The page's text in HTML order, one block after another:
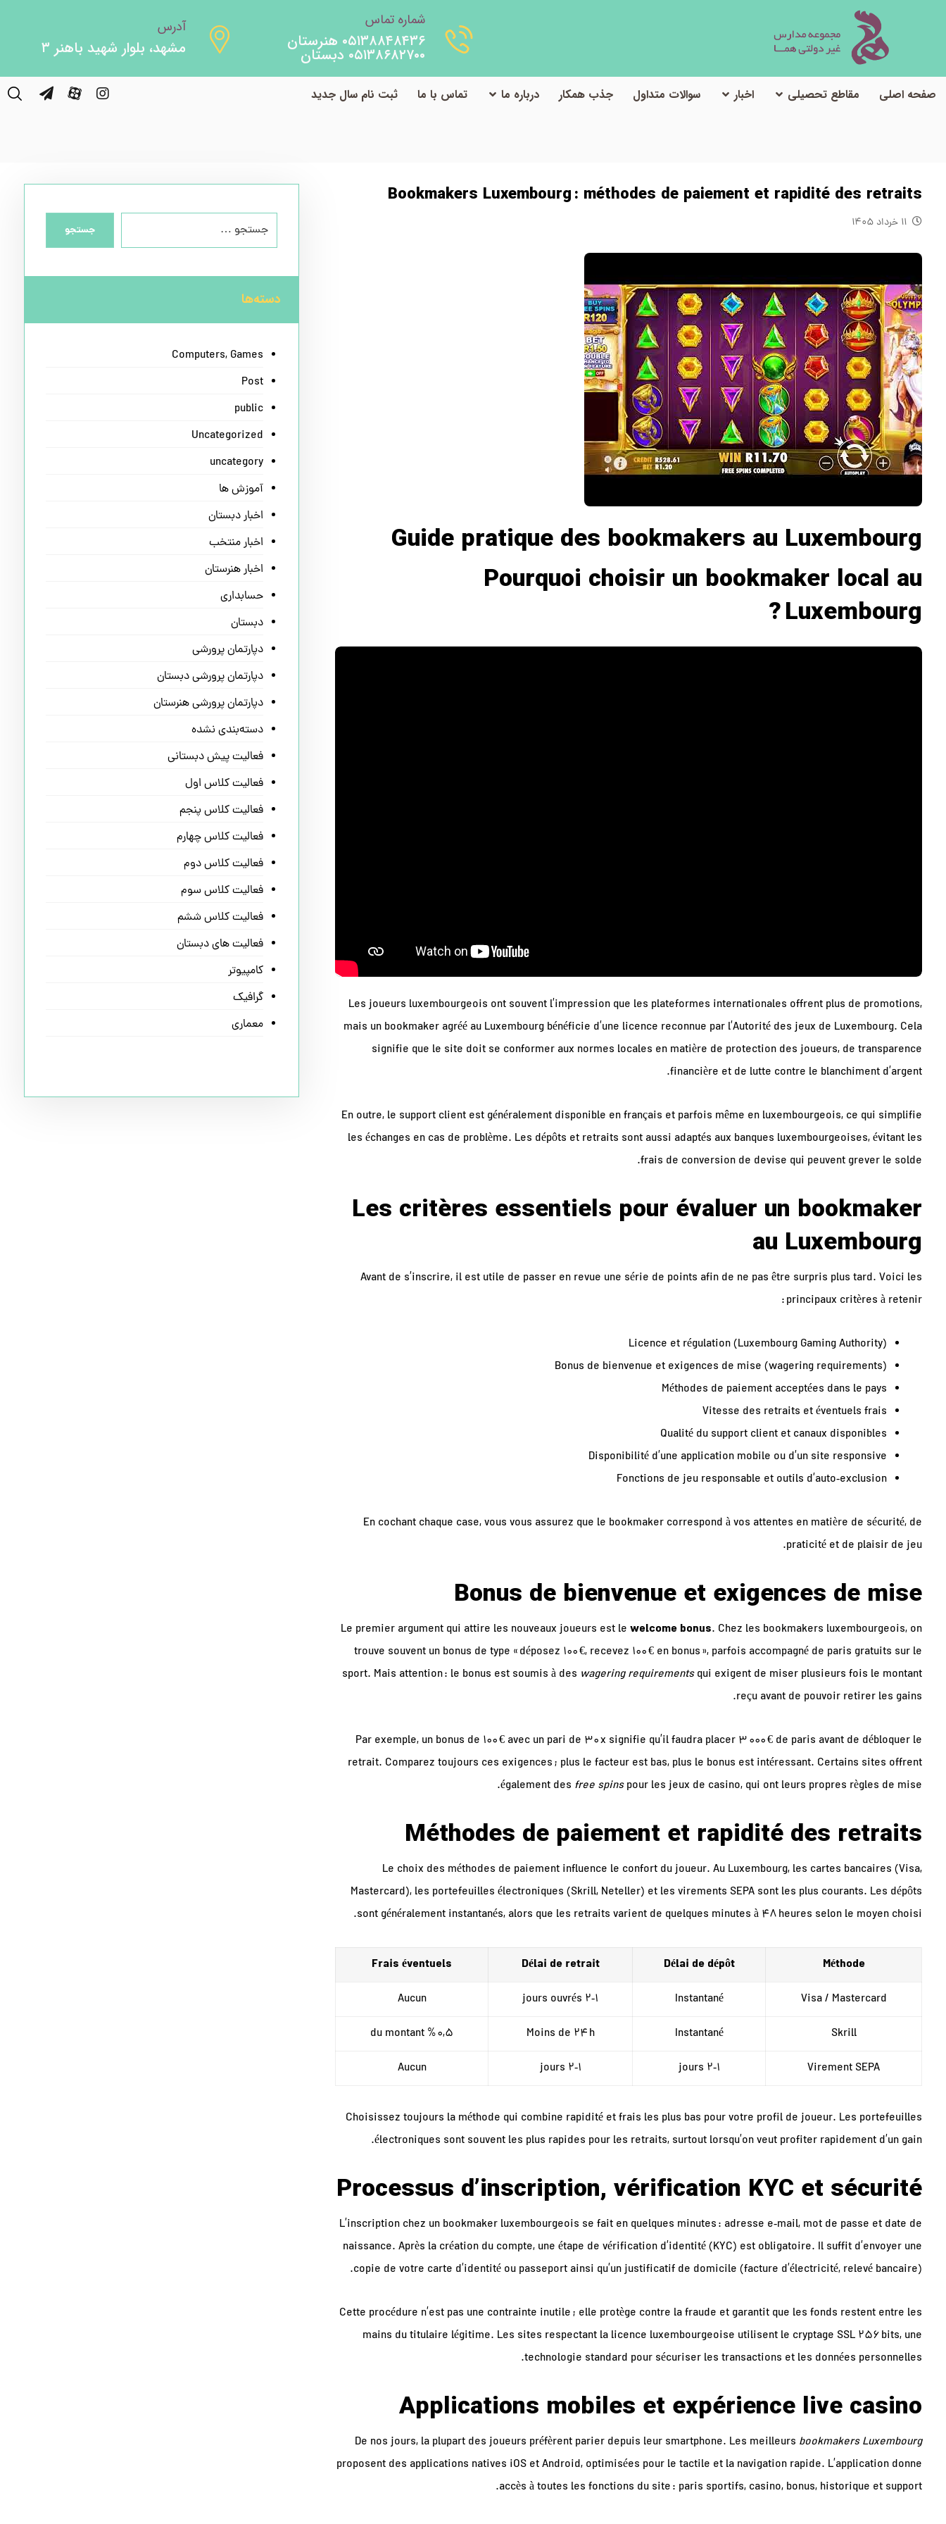
آدرس
مشهد، بلوار شهید باهنر ۳
شماره تماس
۰۵۱۳۸۸۴۸۴۳۶ هنرستان
۰۵۱۳۸۶۸۲۷۰۰ دبستان
صفحه اصلی مقاطع تحصیلی اخبار سوالات متداول جذب همکار درباره ما تماس با ما ثبت نام سال جدید
Bookmakers Luxembourg : méthodes de paiement et rapidité des retraits
۱۱ خرداد ۱۴۰۵
Guide pratique des bookmakers au Luxembourg
Pourquoi choisir un bookmaker local au
Luxembourg ?
Les joueurs luxembourgeois ont souvent l’impression que les plateformes internationales offrent plus de promotions,
mais un bookmaker agréé au Luxembourg bénéficie d’une licence reconnue par l’Autorité des jeux de Luxembourg. Cela
signifie que le site doit se conformer aux normes locales en matière de protection des joueurs, de transparence
financière et de lutte contre le blanchiment d’argent.
En outre, le support client est généralement disponible en français et parfois même en luxembourgeois, ce qui simplifie
les échanges en cas de problème. Les dépôts et retraits sont aussi adaptés aux banques luxembourgeoises, évitant les
frais de conversion de devise qui peuvent grever le solde.
Les critères essentiels pour évaluer un bookmaker
au Luxembourg
Avant de s’inscrire, il est utile de passer en revue une série de points afin de ne pas être surpris plus tard. Voici les
principaux critères à retenir :
Licence et régulation (Luxembourg Gaming Authority)
Bonus de bienvenue et exigences de mise (wagering requirements)
Méthodes de paiement acceptées dans le pays
Vitesse des retraits et éventuels frais
Qualité du support client et canaux disponibles
Disponibilité d’une application mobile ou d’un site responsive
Fonctions de jeu responsable et outils d’auto‑exclusion
En cochant chaque case, vous vous assurez que le bookmaker correspond à vos attentes en matière de sécurité, de
praticité et de plaisir de jeu.
Bonus de bienvenue et exigences de mise
Le premier argument qui attire les nouveaux joueurs est lewelcome bonus. Chez les bookmakers luxembourgeois, on
trouve souvent un bonus de type « déposez 100 €, recevez 100 € en bonus », parfois accompagné de paris gratuits sur le
sport. Mais attention : le bonus est soumis à des wagering requirementsqui exigent de miser plusieurs fois le montant
reçu avant de pouvoir retirer les gains.
Par exemple, un bonus de 100 € avec un pari de 30 x signifie qu’il faudra placer 3 000 € de paris avant de débloquer le
retrait. Comparez toujours ces exigences ; plus le facteur est bas, plus le bonus est intéressant. Certains sites offrent
également des free spinspour les jeux de casino, qui ont leurs propres règles de mise.
Méthodes de paiement et rapidité des retraits
Le choix des méthodes de paiement influence le confort du joueur. Au Luxembourg, les cartes bancaires (Visa,
Mastercard), les portefeuilles électroniques (Skrill, Neteller) et les virements SEPA sont les plus courants. Les dépôts
sont généralement instantanés, alors que les retraits varient de quelques minutes à 48 heures selon le moyen choisi.
Méthode
Délai de dépôt
Délai de retrait
Frais éventuels
Visa / Mastercard
Instantané
1‑2 jours ouvrés
Aucun
Skrill
Instantané
Moins de 24 h
0,5 % du montant
Virement SEPA
1‑2 jours
1‑2 jours
Aucun
Choisissez toujours la méthode qui combine rapidité et frais les plus bas pour votre profil de joueur. Les portefeuilles
électroniques sont souvent les plus rapides pour les retraits, surtout lorsqu’on veut profiter rapidement d’un gain.
Processus d’inscription, vérification KYC et sécurité
L’inscription chez un bookmaker luxembourgeois se fait en quelques minutes : adresse e‑mail, mot de passe et date de
naissance. Après la création du compte, une étape de vérification d’identité (KYC) est obligatoire. Il suffit d’envoyer une
copie de votre carte d’identité ou passeport ainsi qu’un justificatif de domicile (facture d’électricité, relevé bancaire).
Cette procédure n’est pas une contrainte inutile ; elle protège contre la fraude et garantit que les fonds restent entre les
mains du titulaire légitime. Les sites respectant la licence luxembourgeoise utilisent le cryptage SSL 256 bits, une
technologie standard pour sécuriser les transactions et les données personnelles.
Applications mobiles et expérience live casino
De nos jours, la plupart des joueurs préfèrent parier depuis leur smartphone. Les meilleurs bookmakers Luxembourg
proposent des applications natives iOS et Android, optimisées pour le tactile et la navigation rapide. L’application donne
accès à toutes les fonctions du site : paris sportifs, casino, bonus, historique et support.
جستجو
دسته‌ها
Computers, Games
Post
public
Uncategorized
uncategory
آموزش ها
اخبار دبستان
اخبار منتخب
اخبار هنرستان
حسابداری
دبستان
دپارتمان پرورشی
دپارتمان پرورشی دبستان
دپارتمان پرورشی هنرستان
دسته‌بندی نشده
فعالیت پیش دبستانی
فعالیت کلاس اول
فعالیت کلاس پنجم
فعالیت کلاس چهارم
فعالیت کلاس دوم
فعالیت کلاس سوم
فعالیت کلاس ششم
فعالیت های دبستان
کامپیوتر
گرافیک
معماری